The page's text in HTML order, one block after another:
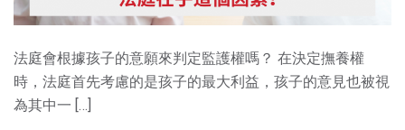
法庭會根據孩子的意願來判定監護權嗎？ 在決定撫養權
時，法庭首先考慮的是孩子的最大利益，孩子的意見也被視
為其中一 […]